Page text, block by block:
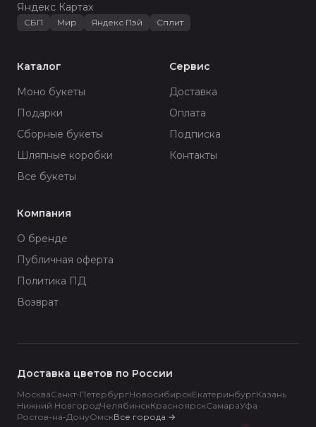
Яндекс Картах
СБП Мир Яндекс Пэй Сплит
Каталог
Моно букеты
Подарки
Сборные букеты
Шляпные коробки
Все букеты
Сервис
Доставка
Оплата
Подписка
Контакты
Компания
О бренде
Публичная оферта
Политика ПД
Возврат
Доставка цветов по России
МоскваСанкт-ПетербургНовосибирскЕкатеринбургКазань
Нижний НовгородЧелябинскКрасноярскСамараУфа
Ростов-на-ДонуОмскВсе города →